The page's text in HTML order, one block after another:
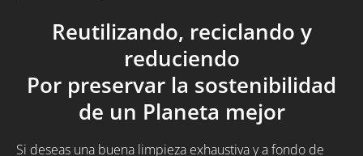
Reutilizando, reciclando y
reduciendo
Por preservar la sostenibilidad
de un Planeta mejor
Si deseas una buena limpieza exhaustiva y a fondo de